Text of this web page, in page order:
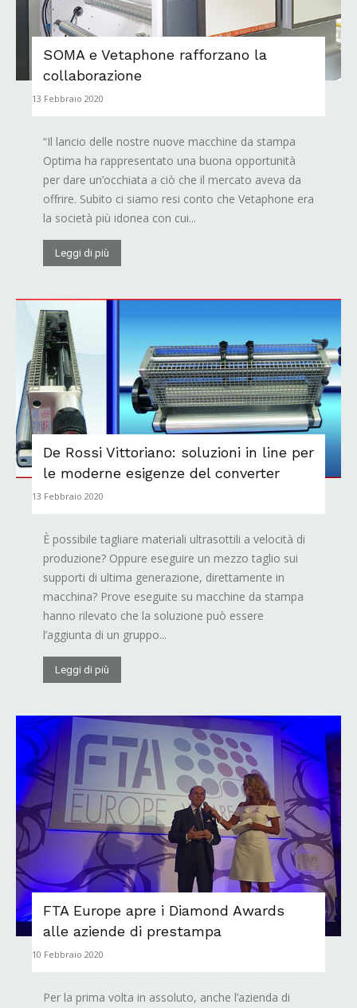
SOMA e Vetaphone rafforzano la
collaborazione
13 Febbraio 2020
“Il lancio delle nostre nuove macchine da stampa
Optima ha rappresentato una buona opportunità
per dare un’occhiata a ciò che il mercato aveva da
offrire. Subito ci siamo resi conto che Vetaphone era
la società più idonea con cui...
Leggi di più
De Rossi Vittoriano: soluzioni in line per
le moderne esigenze del converter
13 Febbraio 2020
È possibile tagliare materiali ultrasottili a velocità di
produzione? Oppure eseguire un mezzo taglio sui
supporti di ultima generazione, direttamente in
macchina? Prove eseguite su macchine da stampa
hanno rilevato che la soluzione può essere
l’aggiunta di un gruppo...
Leggi di più
FTA Europe apre i Diamond Awards
alle aziende di prestampa
10 Febbraio 2020
Per la prima volta in assoluto, anche l’azienda di